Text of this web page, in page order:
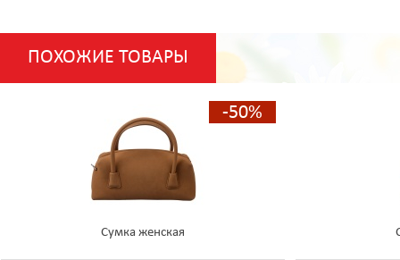
ПОХОЖИЕ ТОВАРЫ
-50%
Сумка женская